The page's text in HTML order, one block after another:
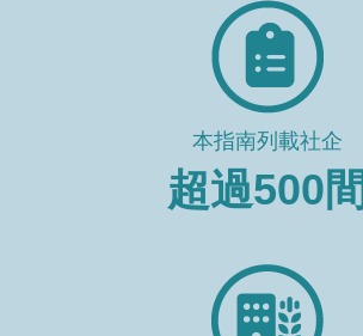
本指南列載社企
超過500間